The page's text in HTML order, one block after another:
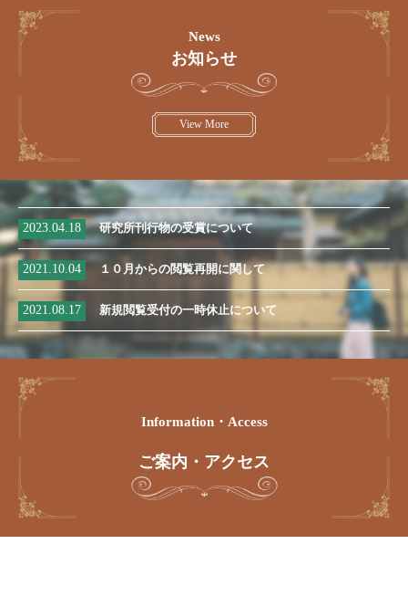
2023.04.18 研究所刊行物の受賞について
2021.10.04 １０月からの閲覧再開に関して
2021.08.17 新規閲覧受付の一時休止について
News
お知らせ
View More
Information・access
ご案内・アクセス